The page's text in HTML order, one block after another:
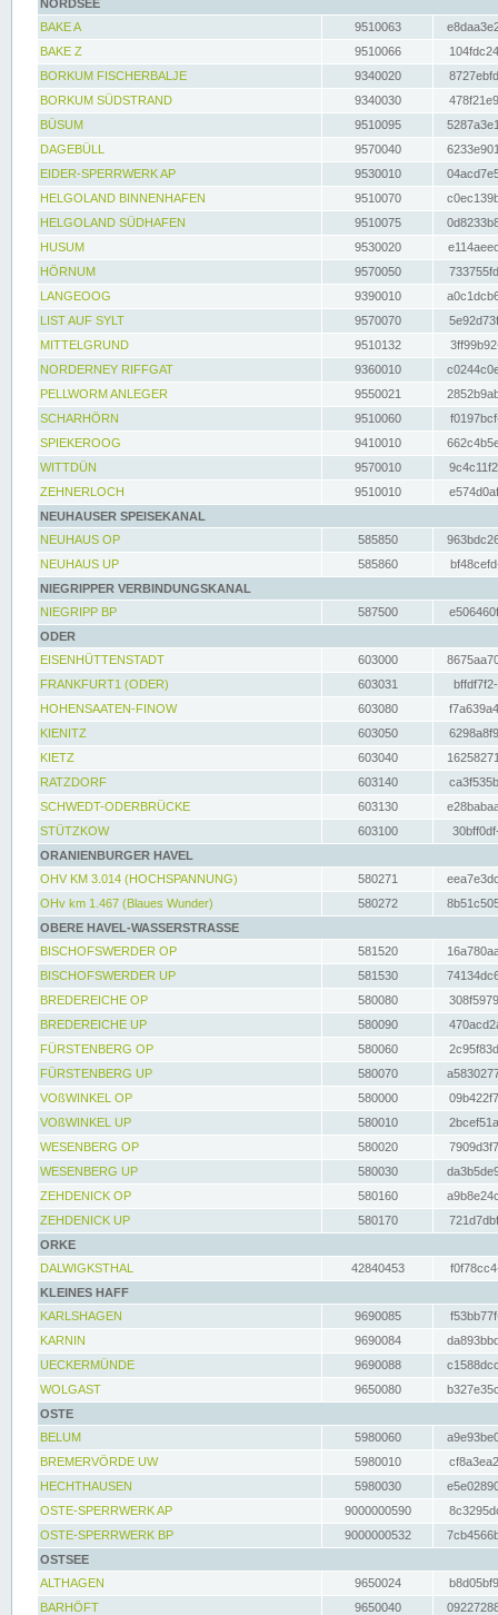
NORDSEE
BAKE A
9510063
BAKE Z
9510066
BORKUM FISCHERBALJE
9340020
BORKUM SÜDSTRAND
9340030
BÜSUM
9510095
DAGEBÜLL
9570040
EIDER-SPERRWERK AP
9530010
HELGOLAND BINNENHAFEN
9510070
HELGOLAND SÜDHAFEN
9510075
HUSUM
9530020
HÖRNUM
9570050
LANGEOOG
9390010
LIST AUF SYLT
9570070
MITTELGRUND
9510132
NORDERNEY RIFFGAT
9360010
PELLWORM ANLEGER
9550021
SCHARHÖRN
9510060
SPIEKEROOG
9410010
WITTDÜN
9570010
ZEHNERLOCH
9510010
NEUHAUSER SPEISEKANAL
NEUHAUS OP
585850
NEUHAUS UP
585860
NIEGRIPPER VERBINDUNGSKANAL
NIEGRIPP BP
587500
ODER
EISENHÜTTENSTADT
603000
FRANKFURT1 (ODER)
603031
HOHENSAATEN-FINOW
603080
KIENITZ
603050
KIETZ
603040
RATZDORF
603140
SCHWEDT-ODERBRÜCKE
603130
STÜTZKOW
603100
ORANIENBURGER HAVEL
OHV KM 3.014 (HOCHSPANNUNG)
580271
OHv km 1.467 (Blaues Wunder)
580272
OBERE HAVEL-WASSERSTRASSE
BISCHOFSWERDER OP
581520
BISCHOFSWERDER UP
581530
BREDEREICHE OP
580080
BREDEREICHE UP
580090
FÜRSTENBERG OP
580060
FÜRSTENBERG UP
580070
VOßWINKEL OP
580000
VOßWINKEL UP
580010
WESENBERG OP
580020
WESENBERG UP
580030
ZEHDENICK OP
580160
ZEHDENICK UP
580170
ORKE
DALWIGKSTHAL
42840453
KLEINES HAFF
KARLSHAGEN
9690085
KARNIN
9690084
UECKERMÜNDE
9690088
WOLGAST
9650080
OSTE
BELUM
5980060
BREMERVÖRDE UW
5980010
HECHTHAUSEN
5980030
OSTE-SPERRWERK AP
9000000590
OSTE-SPERRWERK BP
9000000532
OSTSEE
ALTHAGEN
9650024
BARHÖFT
9650040